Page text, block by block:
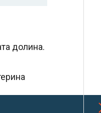
долина.